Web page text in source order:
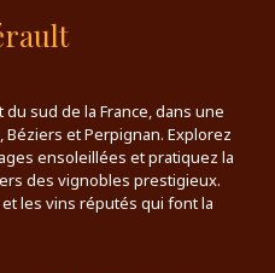
sud de la France, dans une
et Perpignan. Explorez
ensoleillées et pratiquez la
des vignobles prestigieux.
les vins réputés qui font la